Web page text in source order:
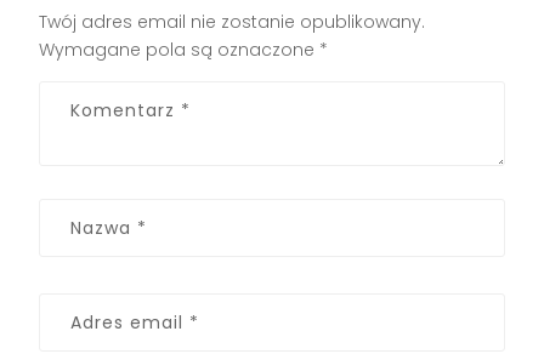
Twój adres email nie zostanie opublikowany.
Wymagane pola są oznaczone *